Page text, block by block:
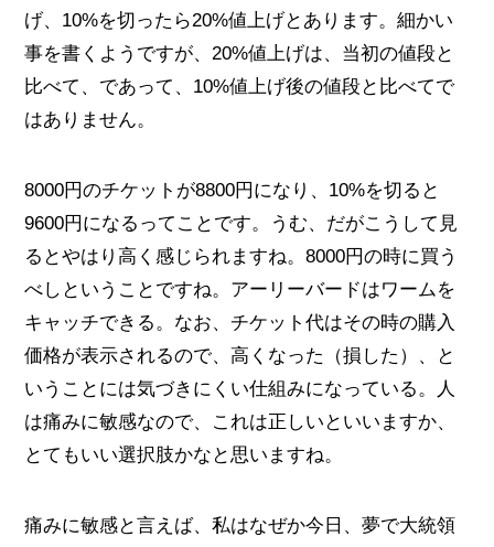
げ、10%を切ったら20%値上げとあります。細かい
事を書くようですが、20%値上げは、当初の値段と
比べて、であって、10%値上げ後の値段と比べてで
はありません。
8000円のチケットが8800円になり、10%を切ると
9600円になるってことです。うむ、だがこうして見
るとやはり高く感じられますね。8000円の時に買う
べしということですね。アーリーバードはワームを
キャッチできる。なお、チケット代はその時の購入
価格が表示されるので、高くなった（損した）、と
いうことには気づきにくい仕組みになっている。人
は痛みに敏感なので、これは正しいといいますか、
とてもいい選択肢かなと思いますね。
痛みに敏感と言えば、私はなぜか今日、夢で大統領